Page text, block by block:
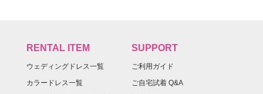
RENTAL ITEM
ウェディングドレス一覧
カラードレス一覧
SUPPORT
ご利用ガイド
ご自宅試着 Q&A